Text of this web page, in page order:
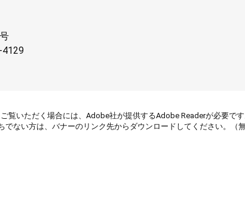
4129
覧いただく場合には、Adobe社が提供するAdobe Readerが必要です
でない方は、バナーのリンク先からダウンロードしてください。（無